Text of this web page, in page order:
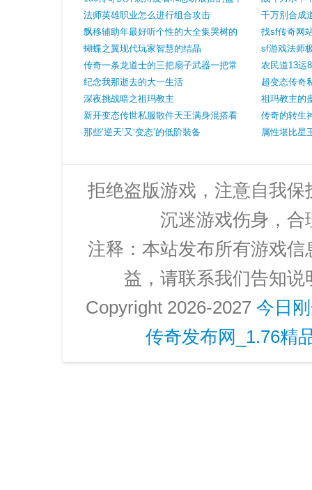
有三件最后一件很稀有
法师英雄职业怎么进行组合攻击
飘移辅助年最好听个性的大全集哭树的
鲸鱼
蝴蝶之翼现代玩家智慧的结晶
传奇一条龙道士的三把扇子武器一把常
见一把高端一把绝版
纪念我那逝去的大一生活
深夜挑战暗之祖玛教主
新开变态传世私服散件天王满身混搭看
不出职业点开装备属性却傻眼了
那些‘逆天’又‘变态’的低阶裝备
提升
千万别合成
找sf传奇网
后一只实力
sf游戏法师
可惜
农民道13运
穿搭！
超变态传奇
战一周傲天
祖玛教主的
传奇的转生
属性堪比星
拒绝盗版游戏，注意自我
沉迷游戏伤身，合
注释：本站发布所有游戏
益，请联系我们告知
Copyright 2026-2027 今日
传奇发布网_1.76精